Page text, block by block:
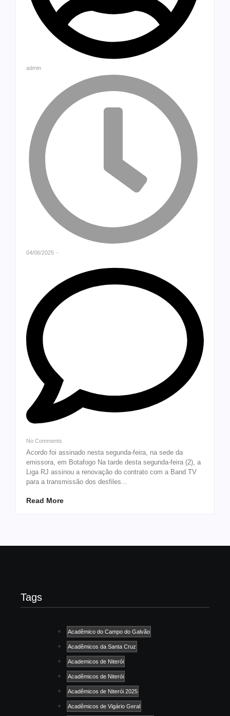
admin
04/06/2025 -
No Comments
Acordo foi assinado nesta segunda-feira, na sede da
emissora, em Botafogo Na tarde desta segunda-feira (2), a
Liga RJ assinou a renovação do contrato com a Band TV
para a transmissão dos desfiles...
Read More
Tags
Acadêmico do Campo do Galvão
Acadêmicos da Santa Cruz
Academicos de Niterói
Acadêmicos de Niterói
Acadêmicos de Niterói 2025
Acadêmicos de Vigário Geral